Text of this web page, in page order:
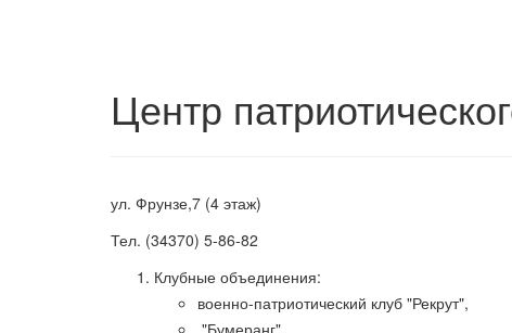
Центр
ул. Фрунзе,7 (4 этаж)
Тел. (34370) 5-86-82
Клубные объединения:
военно-патриотический клуб "Рекрут",
"Бумеранг",